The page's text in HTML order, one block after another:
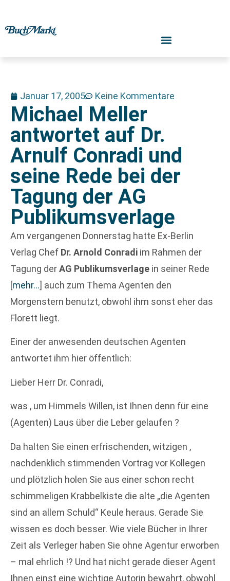
Januar 17, 2005 Keine Kommentare
Michael Meller
antwortet auf Dr.
Arnulf Conradi und
seine Rede bei der
Tagung der AG
Publikumsverlage
Am vergangenen Donnerstag hatte Ex-Berlin
Verlag Chef Dr. Arnold Conradi im Rahmen der
Tagung derAG Publikumsverlage in seiner Rede
[mehr…] auch zum Thema Agenten den
Morgenstern benutzt, obwohl ihm sonst eher das
Florett liegt.
Einer der anwesenden deutschen Agenten
antwortet ihm hier öffentlich:
Lieber Herr Dr. Conradi,
was , um Himmels Willen, ist Ihnen denn für eine
(Agenten) Laus über die Leber gelaufen ?
Da halten Sie einen erfrischenden, witzigen ,
nachdenklich stimmenden Vortrag vor Kollegen
und plötzlich holen Sie aus einer schon recht
schimmeligen Krabbelkiste die alte „die Agenten
sind an allem Schuld“ Keule heraus. Gerade Sie
wissen es doch besser. Wie viele Bücher in Ihrer
Zeit als Verleger haben Sie ohne Agentur erworben
– mal ehrlich !? Und hat nicht gerade dieser Agent
Ihnen einst eine wichtige Autorin bewahrt, obwohl